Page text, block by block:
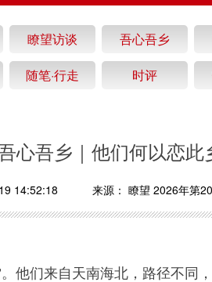
瞭望访谈 吾心吾乡
随笔·行走 时评
心吾乡｜他们何以恋此
14:52:18 来源： 瞭望 2026年第
他们来自天南海北，路径不同